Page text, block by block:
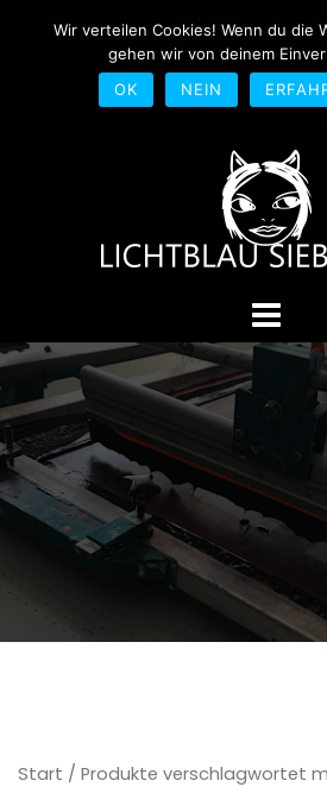
0170-4800361
siebdruck.de
Frankfurt
Start / Produkte verschlagwortet
Wir verteilen Cookies! Wenn du die
gehen wir von deinem
OK
NEIN